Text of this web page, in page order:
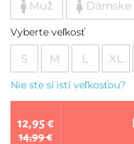
Muž Dámske
Vyberte veľkosť
S M L XL
Nie ste si istí veľkosťou?
12,95 €
14,99 €